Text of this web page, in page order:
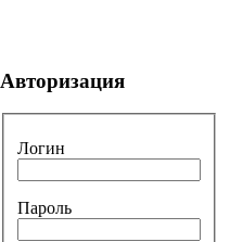
Авторизация
Логин
Пароль